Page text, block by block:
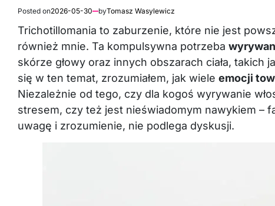
Posted on2026-05-30 byTomasz Wasylewicz
Trichotillomania to zaburzenie, które nie jest
również mnie. Ta kompulsywna potrzeba
skórze głowy oraz innych obszarach ciała, takich
się w ten temat, zrozumiałem, jak wiele emocji
Niezależnie od tego, czy dla kogoś wyrywanie
stresem, czy też jest nieświadomym nawykiem –
uwagę i zrozumienie, nie podlega dyskusji.